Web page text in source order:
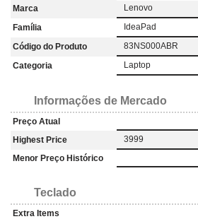
Marca
Lenovo
Família
IdeaPad
Código do Produto
83NS000ABR
Categoria
Laptop
Informações de Mercado
Preço Atual
Highest Price
3999
Menor Preço Histórico
Teclado
Extra Items